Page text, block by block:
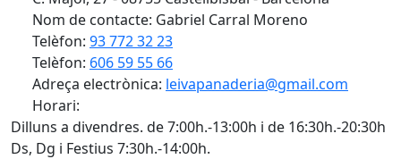
Nom de contacte: Gabriel Carral Moreno
Telèfon: 93 772 32 23
Telèfon: 606 59 55 66
Adreça electrònica: leivapanaderia@gmail.com
Horari:
Dilluns a divendres. de 7:00h.-13:00h i de 16:30h.-20:30h
Ds, Dg i Festius 7:30h.-14:00h.